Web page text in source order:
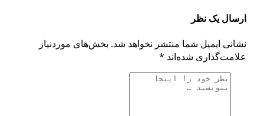
یک نظر
ایمیل شما منتشر نخواهد شد.بخش‌های موردنیاز
شده‌اند*